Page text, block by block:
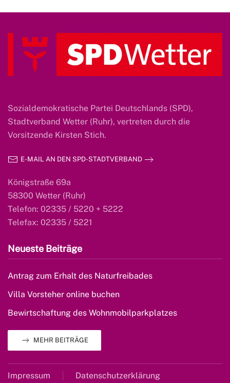
Sozialdemokratische Partei Deutschlands (SPD),
Stadtverband Wetter (Ruhr), vertreten durch die
Vorsitzende Kirsten Stich.
E-MAIL AN DEN SPD-STADTVERBAND
Königstraße 69a
58300 Wetter (Ruhr)
Telefon: 02335 / 5220 + 5222
Telefax: 02335 / 5221
Neueste Beiträge
Antrag zum Erhalt des Naturfreibades
Villa Vorsteher online buchen
Bewirtschaftung des Wohnmobilparkplatzes
MEHR BEITRÄGE
Impressum Datenschutzerklärung